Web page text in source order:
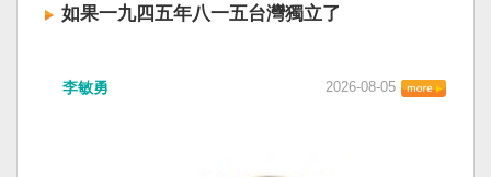
如果一九四五年八一五台灣獨立了
李敏勇 2026-08-05